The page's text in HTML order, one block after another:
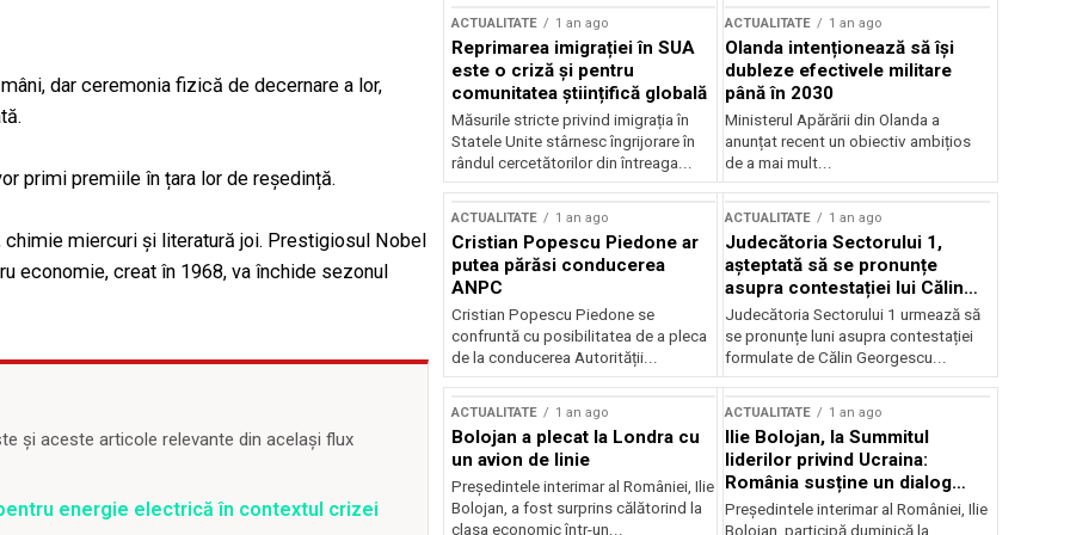
dar ceremonia fizică de decernare a lor,
primi premiile în țara lor de reședință.
miercuri și literatură joi. Prestigiosul Nobel
economie, creat în 1968, va închide sezonul
și aceste articole relevante din același flux
energie electrică în contextul crizei
ACTUALITATE 1 an ago
Reprimarea imigrației în SUA
este o criză și pentru
comunitatea științifică globală
Măsurile stricte privind imigrația în
Statele Unite stârnesc îngrijorare în
rândul cercetătorilor din întreaga...
ACTUALITATE 1 an ago
Olanda intenționează să își
dubleze efectivele militare
până în 2030
Ministerul Apărării din Olanda a
anunțat recent un obiectiv ambițios
de a mai mult...
ACTUALITATE 1 an ago
Cristian Popescu Piedone ar
putea părăsi conducerea
ANPC
Cristian Popescu Piedone se
confruntă cu posibilitatea de a pleca
de la conducerea Autorității...
ACTUALITATE 1 an ago
Judecătoria Sectorului 1,
așteptată să se pronunțe
asupra contestației lui Călin
Georgescu privind controlul
judiciar
Judecătoria Sectorului 1 urmează să
se pronunțe luni asupra contestației
formulate de Călin Georgescu...
ACTUALITATE 1 an ago
Bolojan a plecat la Londra cu
un avion de linie
Președintele interimar al României, Ilie
Bolojan, a fost surprins călătorind la
clasa economic într-un...
ACTUALITATE 1 an ago
Ilie Bolojan, la Summitul
liderilor privind Ucraina:
România susține un dialog
transatlantic pentru securitate
și stabilitate
Președintele interimar al României, Ilie
Bolojan, participă duminică la